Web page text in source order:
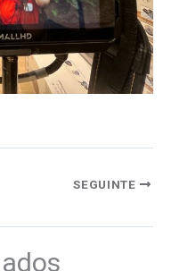
SEGUINTE